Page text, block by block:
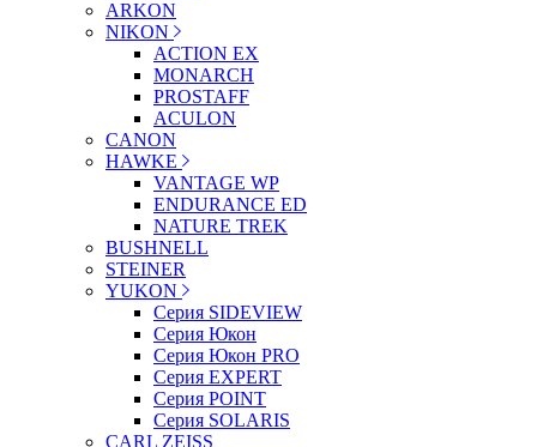
ARKON
NIKON
ACTION EX
MONARCH
PROSTAFF
ACULON
CANON
HAWKE
VANTAGE WP
ENDURANCE ED
NATURE TREK
BUSHNELL
STEINER
YUKON
Серия SIDEVIEW
Серия Юкон
Серия Юкон PRO
Серия EXPERT
Серия POINT
Серия SOLARIS
CARL ZEISS